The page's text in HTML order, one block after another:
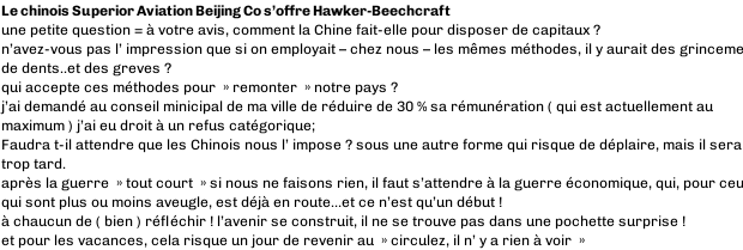
Le chinois Superior Aviation Beijing Co s’offre Hawker-Beechcraft
une petite question = à votre avis, comment la Chine fait-elle pour disposer de capitaux ?
n’avez-vous pas l’ impression que si on employait – chez nous – les mêmes méthodes, il y aurait des
de dents..et des greves ?
qui accepte ces méthodes pour » remonter » notre pays ?
j’ai demandé au conseil minicipal de ma ville de réduire de 30 % sa rémunération ( qui est actuellement au
maximum ) j’ai eu droit à un refus catégorique;
Faudra t-il attendre que les Chinois nous l’ impose ? sous une autre forme qui risque de déplaire, mais il sera
trop tard.
après la guerre » tout court » si nous ne faisons rien, il faut s’attendre à la guerre économique, qui, pour
qui sont plus ou moins aveugle, est déjà en route…et ce n’est qu’un début !
à chaucun de ( bien ) réfléchir ! l’avenir se construit, il ne se trouve pas dans une pochette surprise !
et pour les vacances, cela risque un jour de revenir au » circulez, il n’ y a rien à voir »